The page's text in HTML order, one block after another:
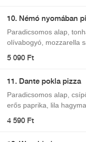
10. Némó nyomában
Paradicsomos alap,
olívabogyó, mozzarella
5 090 Ft
11. Dante pokla pizza
Paradicsomos alap,
erős paprika, lila
sajt.
4 590 Ft